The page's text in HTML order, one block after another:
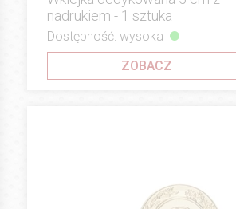
nadrukiem - 1 sztuka
Dostępność: wysoka
ZOBACZ